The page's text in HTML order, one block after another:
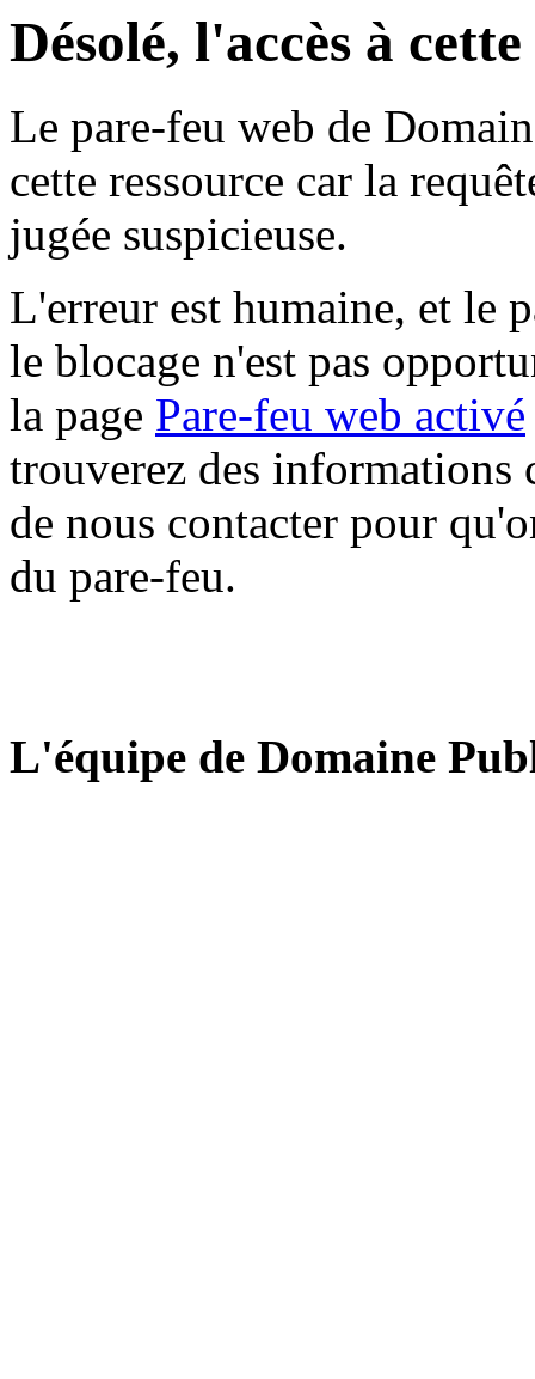
Désolé, l'accès à
Le pare-feu web de
cette ressource car la
jugée suspicieuse.
L'erreur est humaine, et le
le blocage n'est pas
la page Pare-feu web activé
trouverez des informations
de nous contacter pour
du pare-feu.
L'équipe de Domaine